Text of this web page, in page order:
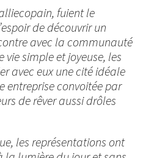
fuient le
de découvrir un
avec la communauté
vie simple et joyeuse, les
avec eux une cité idéale
entreprise convoitée par
de rêver aussi drôles
les représentations ont